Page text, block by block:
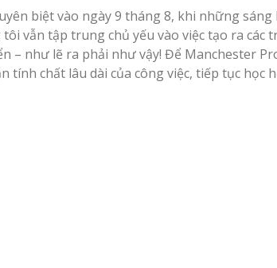
biệt vào ngày 9 tháng 8, khi những sáng
vẫn tập trung chủ yếu vào việc tạo ra các
như lẽ ra phải như vậy! Để Manchester
chất lâu dài của công việc, tiếp tục học